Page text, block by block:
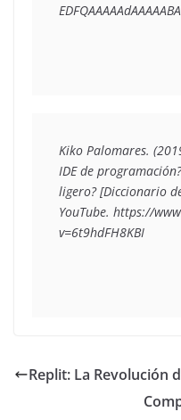
Kiko Palomares.
IDE de
ligero? [Diccionario
YouTube. https://
v=6t9hdFH8KBI
Replit: La Revolución